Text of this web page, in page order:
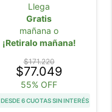
Llega
Gratis
mañana o
¡Retiralo mañana!
$171.220
$77.049
55% OFF
DESDE 6 CUOTAS SIN INTERÉS